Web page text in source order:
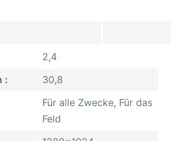
2,4
:
30,8
Für alle Zwecke, Für das
Feld